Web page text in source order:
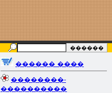
������ ����
��������-
����������